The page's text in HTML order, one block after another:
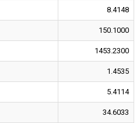
8.4148
150.1000
1453.2300
1.4535
5.4114
34.6033